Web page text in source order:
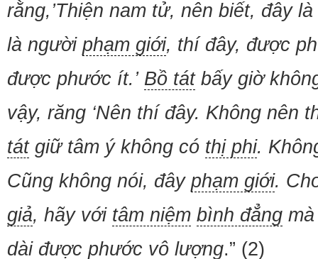
rằng,’Thiện nam tử, nên biết, đây
là người phạm giới, thí đây, được
được phước ít.’ Bồ tátbấy giờ
vậy, răng ‘Nên thí đây. Không nên
tátgiữ tâm ý không có thị phi.
Cũng không nói, đây phạm giới.
giả, hãy với tâm niệm bình đẳng
dàiđược phước vô lượng.” (2)